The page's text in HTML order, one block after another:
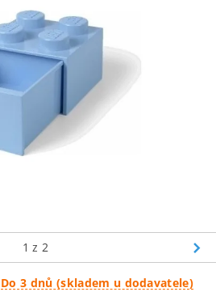
1 z 2
Do 3 dnů (skladem u dodavatele)